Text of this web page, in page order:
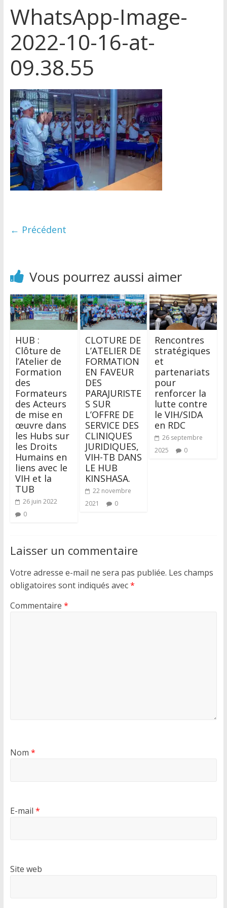
WhatsApp-Image-
2022-10-16-at-
09.38.55
← Précédent
Vous pourrez aussi aimer
HUB :
Clôture de
l’Atelier de
Formation
des
Formateurs
des Acteurs
de mise en
œuvre dans
les Hubs sur
les Droits
Humains en
liens avec le
VIH et la
TUB
26 juin 2022
0
CLOTURE DE
L’ATELIER DE
FORMATION
EN FAVEUR
DES
PARAJURISTE
S SUR
L’OFFRE DE
SERVICE DES
CLINIQUES
JURIDIQUES,
VIH-TB DANS
LE HUB
KINSHASA.
22 novembre
2021
0
Rencontres
stratégiques
et
partenariats
pour
renforcer la
lutte contre
le VIH/SIDA
en RDC
26 septembre
2025
0
Laisser un commentaire
Votre adresse e-mail ne sera pas publiée. Les champs
obligatoires sont indiqués avec*
Commentaire *
Nom *
E-mail *
Site web